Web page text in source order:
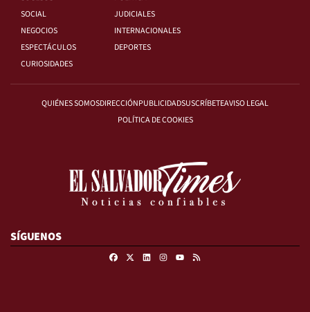
SOCIAL
JUDICIALES
NEGOCIOS
INTERNACIONALES
ESPECTÁCULOS
DEPORTES
CURIOSIDADES
QUIÉNES SOMOSDIRECCIÓNPUBLICIDADSUSCRÍBETEAVISO LEGAL
POLÍTICA DE COOKIES
SÍGUENOS
FacebookLinkedinInstagram